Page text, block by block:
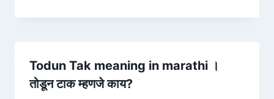
Todun Tak meaning in marathi ।
तोडून टाक म्हणजे काय?